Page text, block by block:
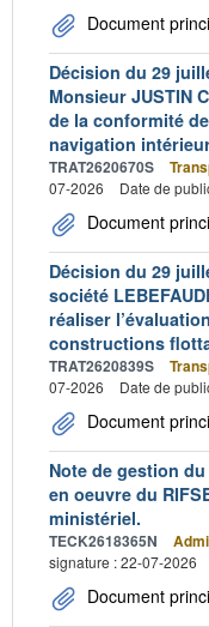
Document
Décision du 29
Monsieur JUSTIN
de la conformité
navigation
TRAT2620670S
07-2026
Date de
Document
Décision du 29
société
réaliser
constructions
TRAT2620839S
07-2026
Date de
Document
Note de gestion
en oeuvre du
ministériel.
TECK2618365N
signature : 22-07-2026
Document